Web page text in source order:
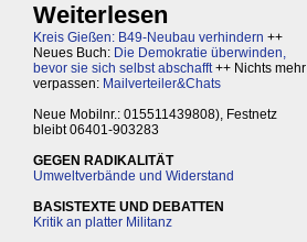
Weiterlesen
Kreis Gießen: B49-Neubau verhindern ++
Neues Buch: Die Demokratie überwinden,
bevor sie sich selbst abschafft++ Nichts mehr
verpassen: Mailverteiler&Chats
Neue Mobilnr.: 015511439808), Festnetz
bleibt 06401-903283
GEGEN RADIKALITÄT
Umweltverbände und Widerstand
BASISTEXTE UND DEBATTEN
Kritik an platter Militanz